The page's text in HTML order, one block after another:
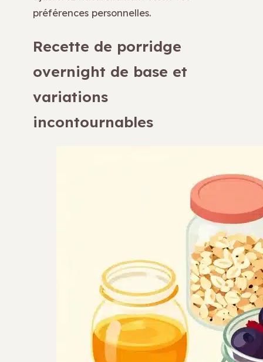
préférences personnelles.
Recette de porridge
overnight de base et
variations
incontournables